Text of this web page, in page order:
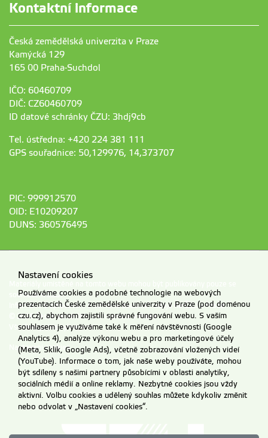
Kontaktní informace
Česká zemědělská univerzita v Praze
Kamýcká 129
165 00 Praha-Suchdol
IČO: 60460709
DIČ: CZ60460709
ID datové schránky ČZU: 3hdj9cb
Tel. ústředna: +420 224 381 111
GPS souřadnice: 50,129976, 14,373707
PIC: 999912570
OID: E10209207
DUNS: 360576495
souhlasem ČZU.
Informace o zpracování a ochraně osobních údajů na ČZU v Praze.
© 2026 Česká zemědělská univerzita v Praze
Všechna práva vyhrazena
Nastavení cookies
Nastavení cookies
Používáme cookies a podobné technologie na webových
prezentacích České zemědělské univerzity v Praze (pod doménou
czu.cz), abychom zajistili správné fungování webu. S vaším
souhlasem je využíváme také k měření návštěvnosti (Google
Analytics 4), analýze výkonu webu a pro marketingové účely
(Meta, Sklik, Google Ads), včetně zobrazování vložených videí
(YouTube). Informace o tom, jak naše weby používáte, mohou
být sdíleny s našimi partnery působícími v oblasti analytiky,
sociálních médií a online reklamy. Nezbytné cookies jsou vždy
aktivní. Volbu cookies a udělený souhlas můžete kdykoliv změnit
nebo odvolat v „Nastavení cookies“.